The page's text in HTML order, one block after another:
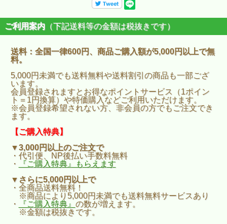
ご利用案内 （下記送料等の金額は税抜きです）
送料：全国一律600円、商品ご購入額が5,000円以上で無
料。
5,000円未満でも送料無料や送料割引の商品も一部ござ
います。
会員登録されますとお得なポイントサービス（1ポイン
ト＝1円換算）や特価購入などご利用いただけます。
※会員登録希望されない方、非会員の方でもご注文でき
ます。
【ご購入特典】
▼3,000円以上のご注文で
・代引便、NP後払い手数料無料
・
『ご購入特典』もらえます
▼さらに5,000円以上で
・全商品送料無料！
※商品により5,000円未満でも送料無料サービスあり
・
『ご購入特典』 の数が増えます。
※金額は税抜きです。